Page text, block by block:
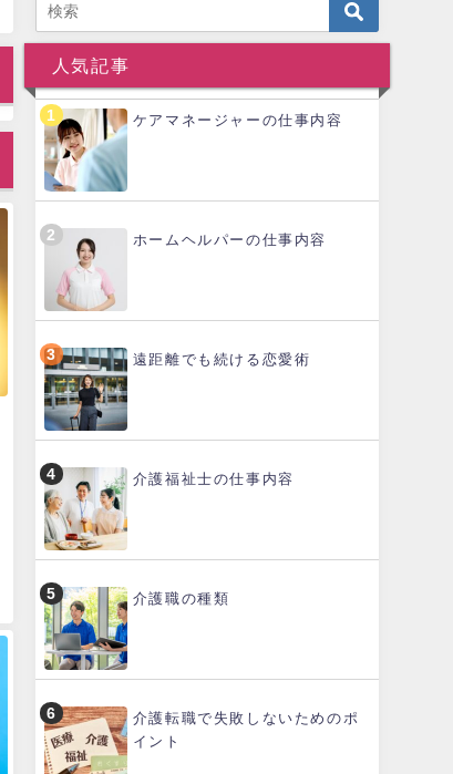
人気記事
ケアマネージャーの仕事内容
ホームヘルパーの仕事内容
遠距離でも続ける恋愛術
介護福祉士の仕事内容
介護職の種類
介護転職で失敗しないためのポ
イント